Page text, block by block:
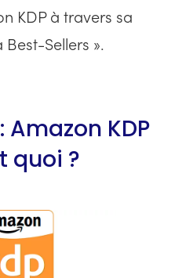
KDP à travers sa
Best-Sellers ».
Amazon KDP
quoi ?